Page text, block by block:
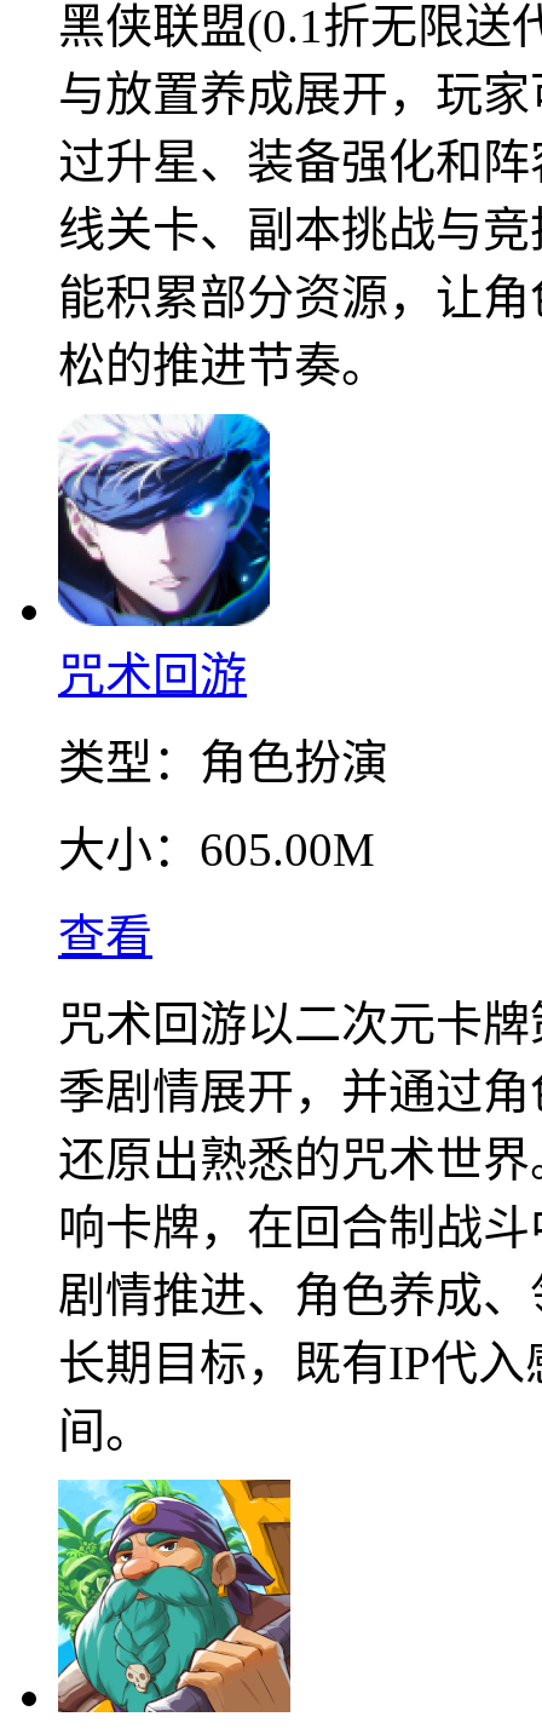
黑侠联盟(0.1折无限送
与放置养成展开，玩
过升星、装备强化和
线关卡、副本挑战与
能积累部分资源，让
松的推进节奏。
咒术回游
类型： 角色扮演
大小： 605.00M
查看
咒术回游以二次元卡
季剧情展开，并通过
还原出熟悉的咒术世
响卡牌，在回合制战
剧情推进、角色养成
长期目标，既有IP代
间。